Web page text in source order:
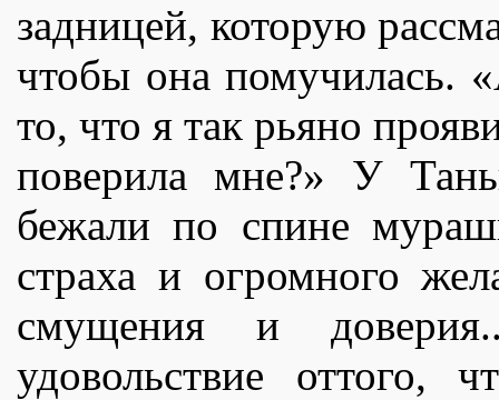
задницей, которую
чтобы она помучилась.
то, что я так рьяно
поверила мне?» У
бежали по спине
страха и огромного
смущения и
удовольствие оттого,